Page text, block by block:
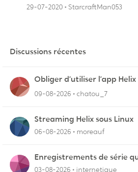
29-07-2020 StarcraftMan053
Discussions récentes
Obliger d’utiliser l’app Helix
09-08-2026
chatou_7
Streaming Helix sous Linux
06-08-2026 moreauf
Enregistrements de série
03-08-2026 internetique